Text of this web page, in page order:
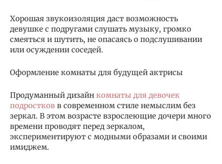
Хорошая звукоизоляция даст возможность
девушке с подругами слушать музыку, громко
смеяться и шутить, не опасаясь о подслушивании
или осуждении соседей.
Оформление комнаты для будущей актрисы
Продуманный дизайн комнаты для девочек
подростков в современном стиле немыслим без
зеркал. В этом возрасте взрослеющие дочери много
времени проводят перед зеркалом,
экспериментируют с модными образами и своими
имиджем.